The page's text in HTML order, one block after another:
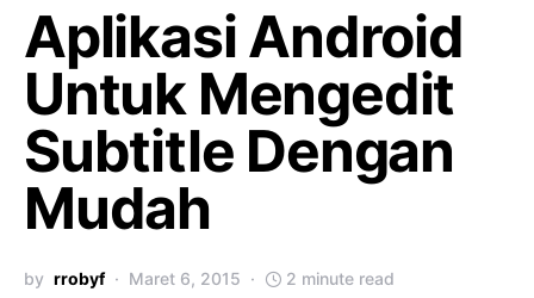
Aplikasi Android
Untuk Mengedit
Subtitle Dengan
Mudah
by rrobyf Maret 6, 2015 2 minute read